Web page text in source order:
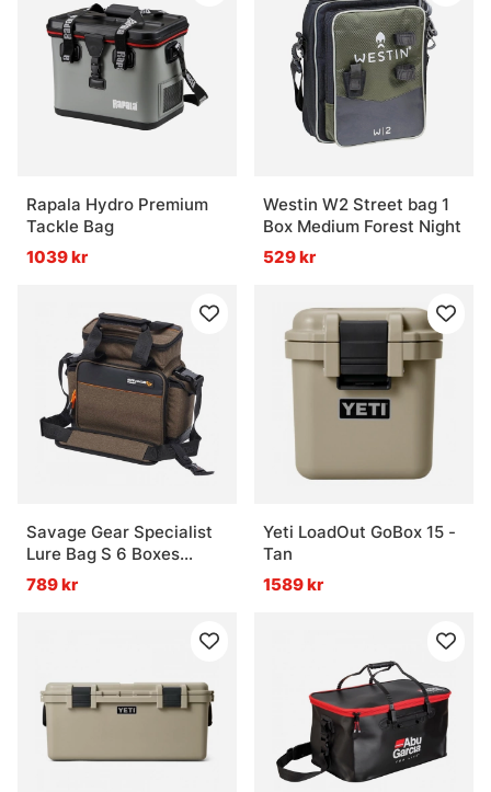
Rapala Hydro Premium
Tackle Bag
1039 kr
Westin W2 Street bag 1
Box Medium Forest Night
529 kr
Savage Gear Specialist
Lure Bag S 6 Boxes
25x35x14cm 8L
789 kr
Yeti LoadOut GoBox 15 -
Tan
1589 kr